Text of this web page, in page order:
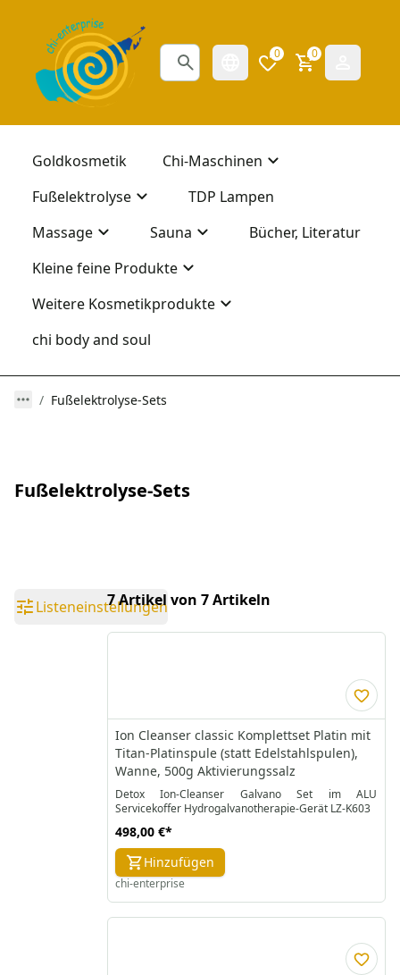
0 0
Goldkosmetik
Chi-Maschinen
Fußelektrolyse
TDP Lampen
Massage
Sauna
Bücher, Literatur
Kleine feine Produkte
Weitere Kosmetikprodukte
chi body and soul
Fußelektrolyse-Sets
Fußelektrolyse-Sets
Listeneinstellungen7 Artikel von 7 Artikeln
Ion Cleanser classic Komplettset Platin mit
Titan-Platinspule (statt Edelstahlspulen),
Wanne, 500g Aktivierungssalz
Detox Ion-Cleanser Galvano Set im ALU
Servicekoffer Hydrogalvanotherapie-Gerät LZ-K603
498,00 €*
Hinzufügen
chi-enterprise